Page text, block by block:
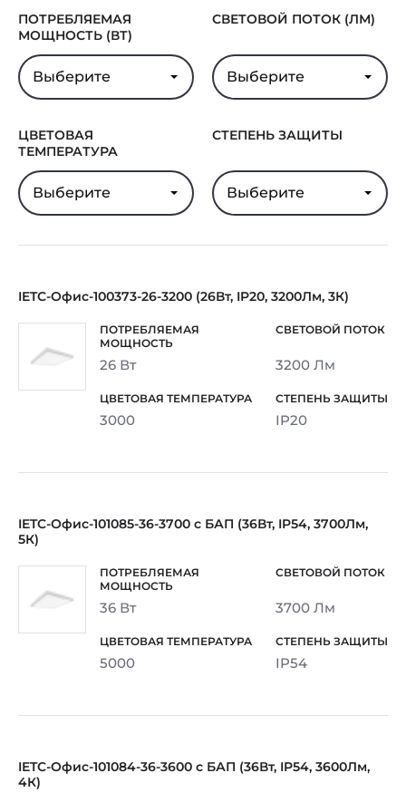
ПОТРЕБЛЯЕМАЯ
МОЩНОСТЬ (ВТ)
Выберите
СВЕТОВОЙ ПОТОК (ЛМ)
Выберите
ЦВЕТОВАЯ
ТЕМПЕРАТУРА
Выберите
СТЕПЕНЬ ЗАЩИТЫ
Выберите
IETC-Офис-100373-26-3200 (26Вт, IP20, 3200Лм, 3К)
26 Вт 3200 Лм
3000 IP20
IETC-Офис-101085-36-3700 с БАП (36Вт, IP54, 3700Лм,
5К)
36 Вт 3700 Лм
5000 IP54
IETC-Офис-101084-36-3600 с БАП (36Вт, IP54, 3600Лм,
4К)